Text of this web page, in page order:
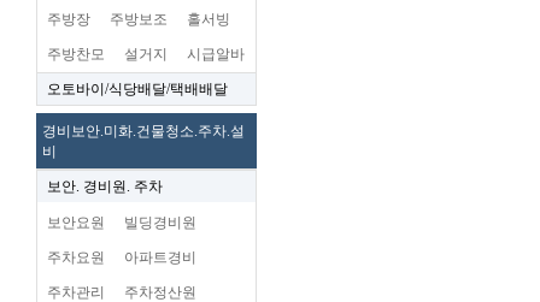
주방장 주방보조 홀서빙
주방찬모 설거지 시급알바
오토바이/식당배달/택배배달
경비보안.미화.건물청소.주차.설
비
보안. 경비원. 주차
보안요원 빌딩경비원
주차요원 아파트경비
주차관리 주차정산원